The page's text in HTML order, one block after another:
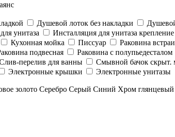
Душевой лоток без накладки
унитаза Инсталляция для унитаза
Кухонная мойка Писсуар Раковина
подвесная Раковина с полупьедесталом
перелив для ванны Смывной бачок скрыт.
Электронные крышки
Электронные унитазы
золото Серебро Серый Синий Хром глянцевый